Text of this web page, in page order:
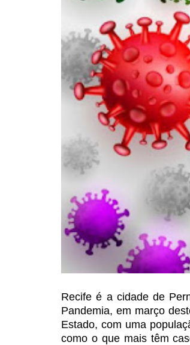
Recife é a cidade de
Pandemia, em março
Estado, com uma
como o que mais têm